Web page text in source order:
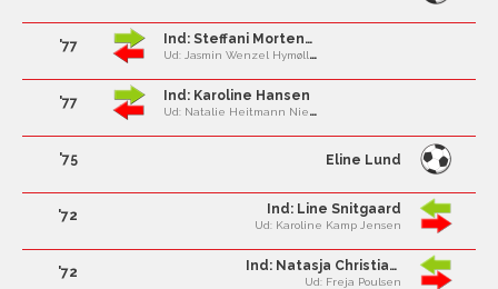
'77 Ind: Steffani Mortensen
Ud: Jasmin Wenzel Hymøller
'77 Ind: Karoline Hansen
Ud: Natalie Heitmann Nielsen
'75 Eline Lund
'72 Ind: Line Snitgaard
Ud: Karoline Kamp Jensen
'72 Ind: Natasja Christiansen
Ud: Freja Poulsen